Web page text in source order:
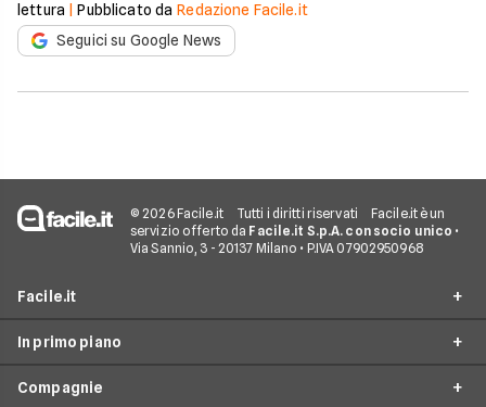
lettura |Pubblicato da Redazione Facile.it
Seguici su Google News
© 2026 Facile.it Tutti i diritti riservati
Facile.it è un
servizio offerto da Facile.it S.p.A. con socio unico •
Via Sannio, 3 - 20137 Milano • P.IVA 07902950968
Facile.it
Assicurazioni
Prestiti
In primo piano
Noleggio lungo termine
Compagnie